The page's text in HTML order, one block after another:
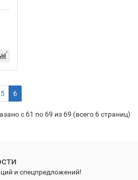
5 6
с 61 по 69 из 69 (всего 6 страниц)
и спецпредложений!